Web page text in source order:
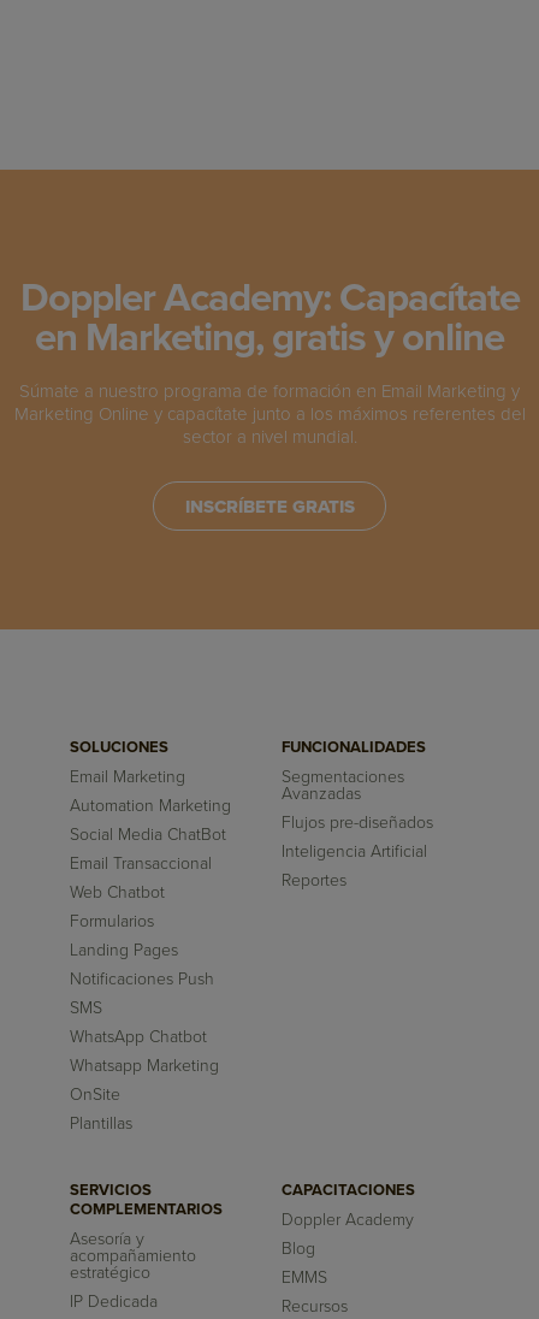
Doppler Academy: Capacítate
en Marketing, gratis y online
Súmate a nuestro programa de formación en Email Marketing y
Marketing Online y capacítate junto a los máximos referentes del
sector a nivel mundial.
INSCRÍBETE GRATIS
SOLUCIONES
Email Marketing
Automation Marketing
Social Media ChatBot
Email Transaccional
Web Chatbot
Formularios
Landing Pages
Notificaciones Push
SMS
WhatsApp Chatbot
Whatsapp Marketing
OnSite
Plantillas
FUNCIONALIDADES
Segmentaciones
Avanzadas
Flujos pre-diseñados
Inteligencia Artificial
Reportes
SERVICIOS
COMPLEMENTARIOS
Asesoría y
acompañamiento
estratégico
IP Dedicada
CAPACITACIONES
Doppler Academy
Blog
EMMS
Recursos